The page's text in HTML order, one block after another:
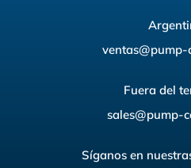
Fuera del
sales@pump-
Síganos en